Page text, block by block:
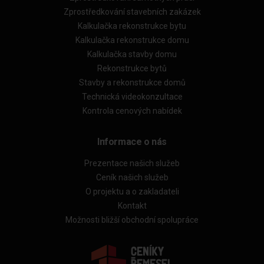
Zprostředkování stavebních zakázek
Kalkulačka rekonstrukce bytu
Kalkulačka rekonstrukce domu
Kalkulačka stavby domu
Rekonstrukce bytů
Stavby a rekonstrukce domů
Technická videokonzultace
Kontrola cenových nabídek
Informace o nás
Prezentace našich služeb
Ceník našich služeb
O projektu a o zakladateli
Kontakt
Možnosti bližší obchodní spolupráce